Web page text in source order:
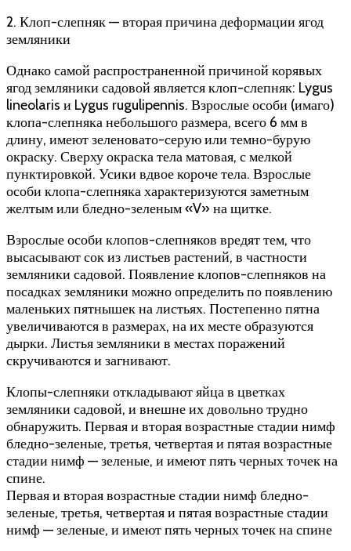
2. Клоп-слепняк — вторая причина деформации ягод
земляники
Однако самой распространенной причиной корявых
ягод земляники садовой является клоп-слепняк: Lygus
lineolaris и Lygus rugulipennis. Взрослые особи (имаго)
клопа-слепняка небольшого размера, всего 6 мм в
длину, имеют зеленовато-серую или темно-бурую
окраску. Сверху окраска тела матовая, с мелкой
пунктировкой. Усики вдвое короче тела. Взрослые
особи клопа-слепняка характеризуются заметным
желтым или бледно-зеленым «V» на щитке.
Взрослые особи клопов-слепняков вредят тем, что
высасывают сок из листьев растений, в частности
земляники садовой. Появление клопов-слепняков на
посадках земляники можно определить по появлению
маленьких пятнышек на листьях. Постепенно пятна
увеличиваются в размерах, на их месте образуются
дырки. Листья земляники в местах поражений
скручиваются и загнивают.
Клопы-слепняки откладывают яйца в цветках
земляники садовой, и внешне их довольно трудно
обнаружить. Первая и вторая возрастные стадии нимф
бледно-зеленые, третья, четвертая и пятая возрастные
стадии нимф — зеленые, и имеют пять черных точек на
спине.
Первая и вторая возрастные стадии нимф бледно-
зеленые, третья, четвертая и пятая возрастные стадии
нимф — зеленые, и имеют пять черных точек на спине